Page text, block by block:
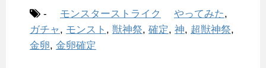
- モンスターストライク やってみた,
ガチャ, モンスト , 獣神祭, 確定, 神, 超獣神祭,
金卵, 金卵確定